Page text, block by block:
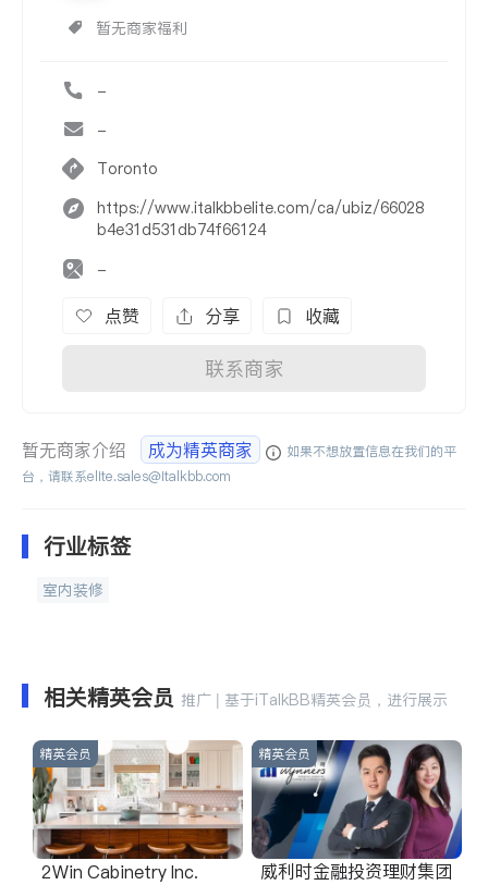
暂无商家福利
-
-
Toronto
https://www.italkbbelite.com/ca/ubiz/66028
b4e31d531db74f66124
-
点赞 分享 收藏
联系商家
暂无商家介绍 成为精英商家
如果不想放置信息在我们的平
台，请联系elite.sales@italkbb.com
行业标签
室内装修
相关精英会员 推广 | 基于iTalkBB精英会员，进行展示
精英会员
2Win Cabinetry Inc.
精英会员
威利时金融投资理财集团